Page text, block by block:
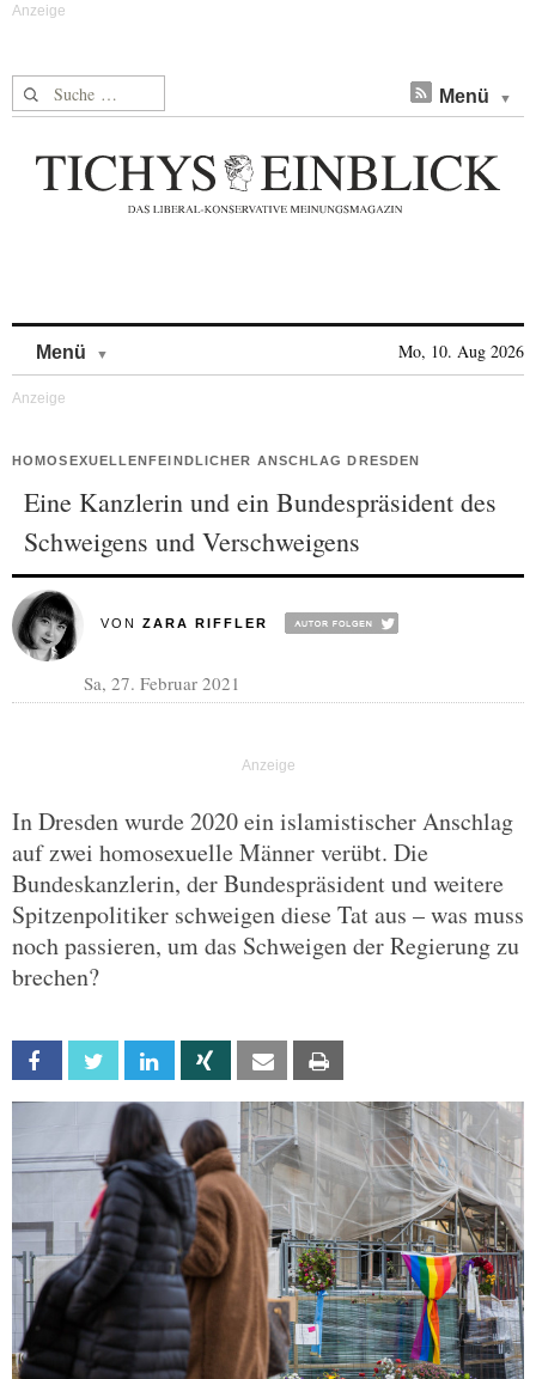
Suche nach: Menü
Menü Mo, 10. Aug 2026
HOMOSEXUELLENFEINDLICHER ANSCHLAG DRESDEN
Eine Kanzlerin und ein Bundespräsident des
Schweigens und Verschweigens
VON ZARA RIFFLER
Sa, 27. Februar 2021
In Dresden wurde 2020 ein islamistischer Anschlag
auf zwei homosexuelle Männer verübt. Die
Bundeskanzlerin, der Bundespräsident und weitere
Spitzenpolitiker schweigen diese Tat aus – was muss
noch passieren, um das Schweigen der Regierung zu
brechen?
Facebook Twitter Linkedin Xing Email